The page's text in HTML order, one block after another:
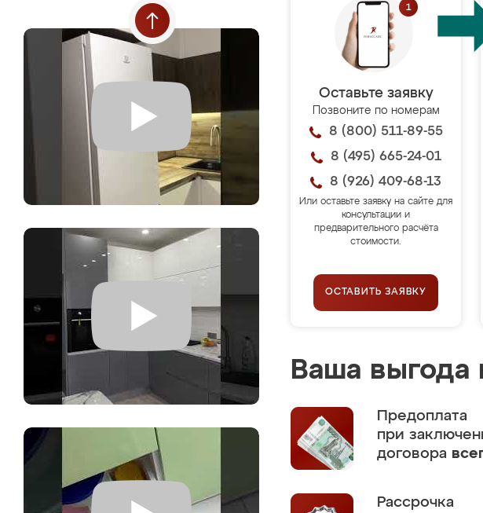
Оставьте заявку
Позвоните по номерам
8 (800) 511-89-55
8 (495) 665-24-01
8 (926) 409-68-13
Или оставьте заявку на сайте для
консультации и
предварительного расчёта
стоимости.
ОСТАВИТЬ ЗАЯВКУ
Ваша выгода
Предоплата
при
договора
Рассрочка